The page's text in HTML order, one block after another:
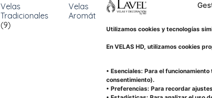
Utilizamos cookies y tecnologías
En VELAS HD, utilizamos cookies
• Esenciales: Para el
consentimiento).
• Preferencias: Para recordar
Velas
Tradicionales
(9)
Velas
Aromáticas(26)
Kits